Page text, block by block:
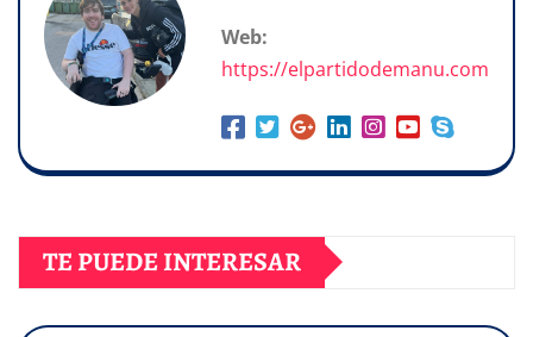
Web:
https://elpartidodemanu.com
TE PUEDE INTERESAR